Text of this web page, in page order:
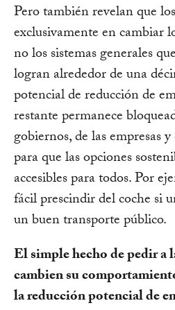
Pero también revelan que
exclusivamente en cambiar
no los sistemas generales
logran alrededor de una
potencial de reducción de
restante permanece
gobiernos, de las empresas
para que las opciones
accesibles para todos. Por
fácil prescindir del coche si
un buen transporte público.
El simple hecho de pedir a
cambien su
la reducción potencial de